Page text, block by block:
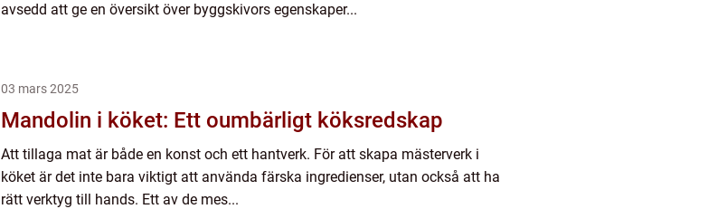
avsedd att ge en översikt över byggskivors egenskaper...
03 mars 2025
Mandolin i köket: Ett oumbärligt köksredskap
Att tillaga mat är både en konst och ett hantverk. För att skapa mästerverk i
köket är det inte bara viktigt att använda färska ingredienser, utan också att ha
rätt verktyg till hands. Ett av de mes...